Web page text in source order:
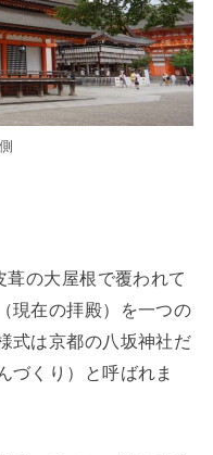
の大屋根で覆われて
現在の拝殿）を一つの
式は京都の八坂神社だ
づくり）と呼ばれま